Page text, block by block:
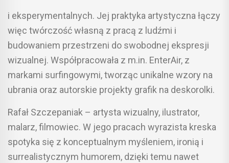
i eksperymentalnych. Jej praktyka artystyczna łączy
więc twórczość własną z pracą z ludźmi i
budowaniem przestrzeni do swobodnej ekspresji
wizualnej. Współpracowała z m.in. EnterAir, z
markami surfingowymi, tworząc unikalne wzory na
ubrania oraz autorskie projekty grafik na deskorolki.
Rafał Szczepaniak – artysta wizualny, ilustrator,
malarz, filmowiec. W jego pracach wyrazista kreska
spotyka się z konceptualnym myśleniem, ironią i
surrealistycznym humorem, dzięki temu nawet